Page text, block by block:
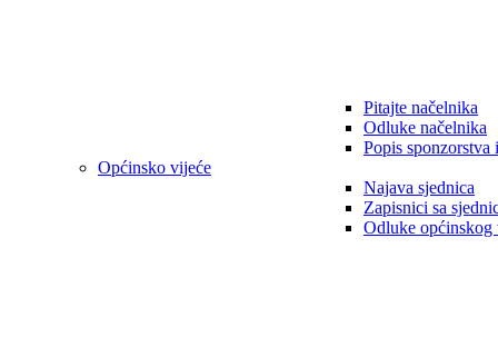
Pitajte načelnika
Odluke načelnika
Popis sponzorstva
Općinsko vijeće
Najava sjednica
Zapisnici sa
Odluke općinskog